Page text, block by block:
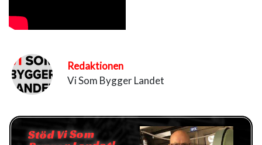
Redaktionen
Vi Som Bygger Landet
Stöd Vi Som